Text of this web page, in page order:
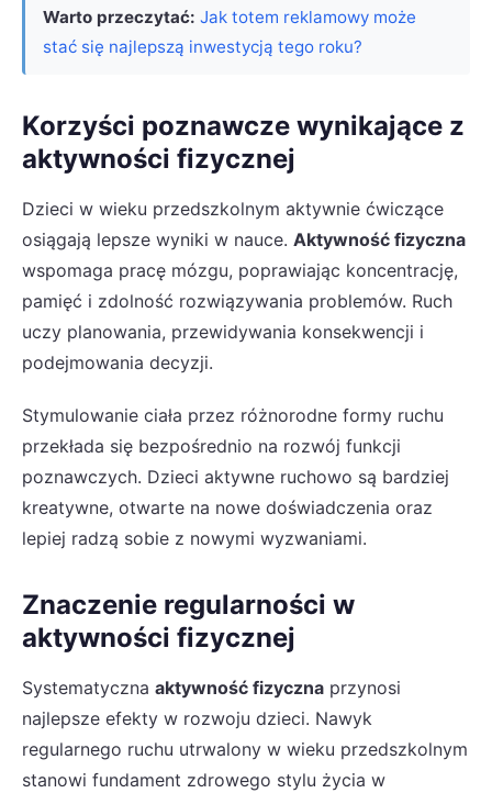
Warto przeczytać: Jak totem reklamowy może
stać się najlepszą inwestycją tego roku?
Korzyści poznawcze wynikające z
aktywności fizycznej
Dzieci w wieku przedszkolnym aktywnie ćwiczące
osiągają lepsze wyniki w nauce. Aktywność fizyczna
wspomaga pracę mózgu, poprawiając koncentrację,
pamięć i zdolność rozwiązywania problemów. Ruch
uczy planowania, przewidywania konsekwencji i
podejmowania decyzji.
Stymulowanie ciała przez różnorodne formy ruchu
przekłada się bezpośrednio na rozwój funkcji
poznawczych. Dzieci aktywne ruchowo są bardziej
kreatywne, otwarte na nowe doświadczenia oraz
lepiej radzą sobie z nowymi wyzwaniami.
Znaczenie regularności w
aktywności fizycznej
Systematyczna aktywność fizyczna przynosi
najlepsze efekty w rozwoju dzieci. Nawyk
regularnego ruchu utrwalony w wieku przedszkolnym
stanowi fundament zdrowego stylu życia w